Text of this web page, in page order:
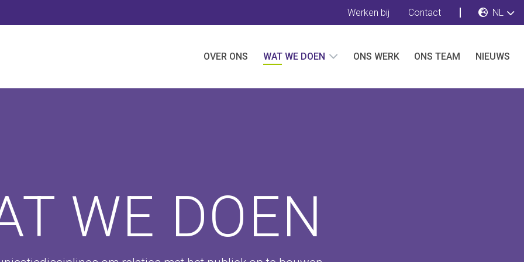
Werken bij Contact NL
OVER ONS WAT WE DOEN ONS WERK ONS TEAM NIEUWS
WE DOEN